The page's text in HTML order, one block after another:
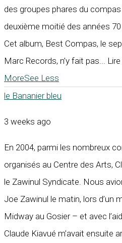
des groupes phares du
deuxième moitié des années
Cet album, Best Compas, le
Marc Records, n’y fait pas...
MoreSee Less
le Bananier bleu
3 weeks ago
En 2004, parmi les nombreux
organisés au Centre des Arts,
le Zawinul Syndicate. Nous
Joe Zawinul le matin, lors d’un
Midway au Gosier – et avec
Claude Kiavué m’avait ensuite